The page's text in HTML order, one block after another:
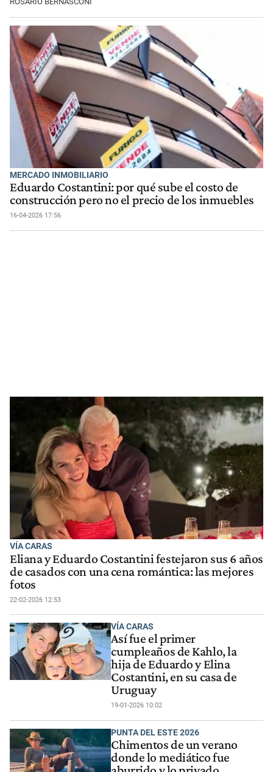
MERCADO INMOBILIARIO
Eduardo Costantini: por qué sube el costo de
construcción pero no el precio de los inmuebles
16-04-2026 17:56
VÍA CARAS
Eliana y Eduardo Costantini festejaron sus 6 años
de casados con una cena romántica: las mejores
fotos
22-02-2026 12:53
VÍA CARAS
Así fue el primer
cumpleaños de Kahlo, la
hija de Eduardo y Elina
Costantini, en su casa de
Uruguay
19-01-2026 10:02
PUNTA DEL ESTE 2026
Chimentos de un verano
donde lo mediático fue